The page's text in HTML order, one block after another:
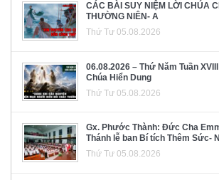
CÁC BÀI SUY NIỆM LỜI CHÚA
THƯỜNG NIÊN- A
Thứ Tư 05.08.2026
06.08.2026 – Thứ Năm Tuần
Chúa Hiển Dung
Thứ Tư 05.08.2026
Gx. Phước Thành: Đức Cha
Thánh lễ ban Bí tích Thêm Sức-
Thứ Tư 05.08.2026